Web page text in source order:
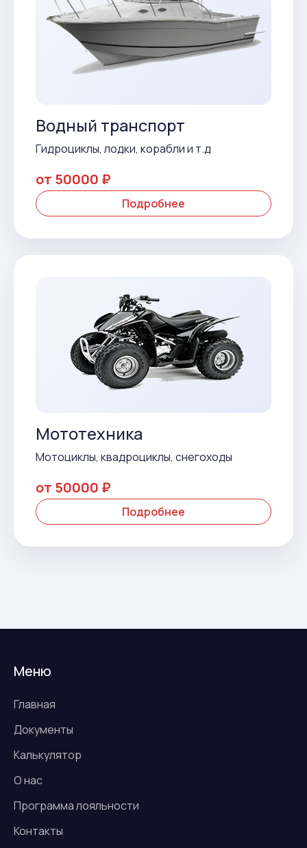
Водный транспорт
Гидроциклы, лодки, корабли и т.д
от 50000 ₽
Подробнее
Мототехника
Мотоциклы, квадроциклы, снегоходы
от 50000 ₽
Подробнее
Меню
Главная
Документы
Калькулятор
О нас
Программа лояльности
Контакты